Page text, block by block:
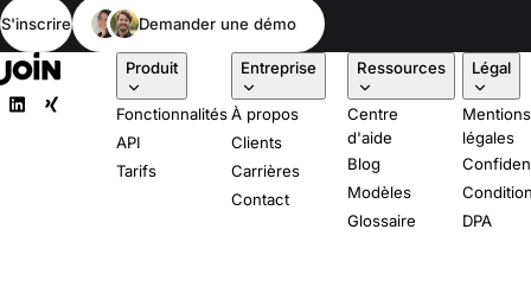
S'inscrire Demander une démo
Produit
Fonctionnalités
API
Tarifs
Entreprise
À propos
Clients
Carrières
Contact
Ressources
Centre
d'aide
Blog
Modèles
Glossaire
Légal
Mentions
légales
DPA